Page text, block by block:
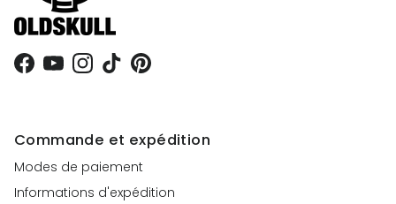
Facebook
YouTubeInstagram
TikTokPinterest
Commande et expédition
Modes de paiement
Informations d'expédition